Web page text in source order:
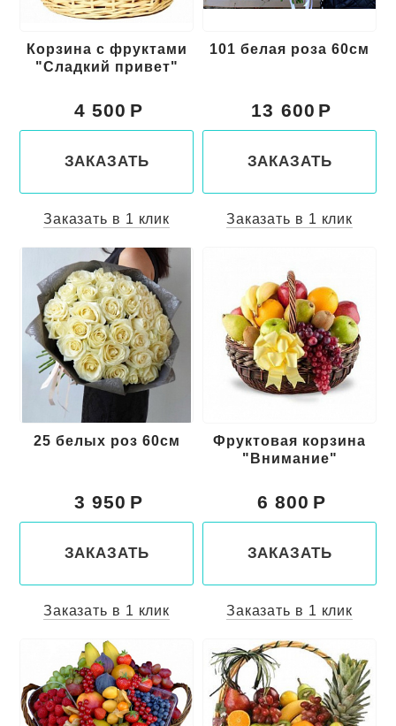
Корзина с фруктами
"Сладкий привет"
4 500
ЗАКАЗАТЬ
Заказать в 1 клик
101 белая роза 60см
13 600
ЗАКАЗАТЬ
Заказать в 1 клик
25 белых роз 60см
3 950
ЗАКАЗАТЬ
Заказать в 1 клик
Фруктовая корзина
"Внимание"
6 800
ЗАКАЗАТЬ
Заказать в 1 клик